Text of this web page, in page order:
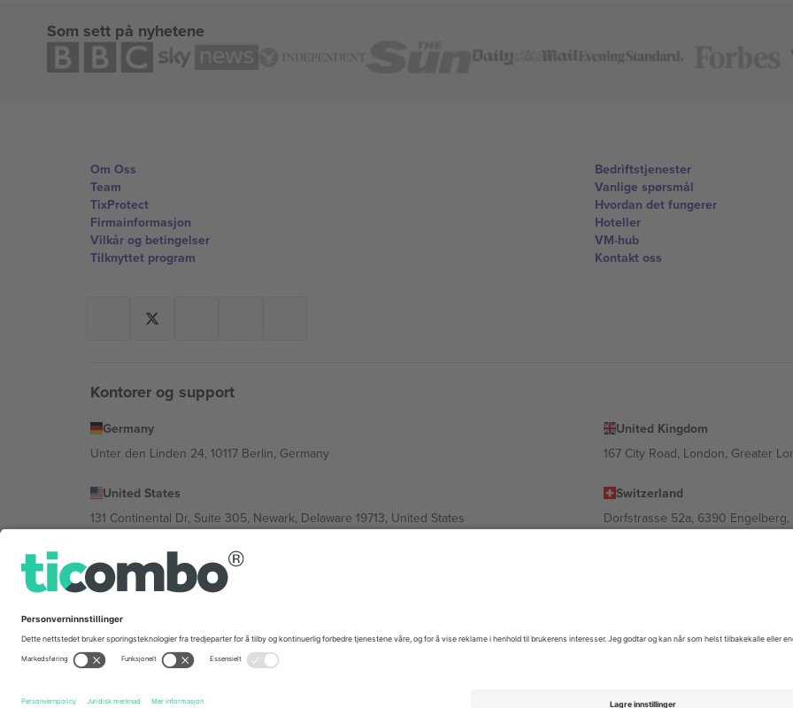
Som sett på nyhetene
Om Oss
Team
TixProtect
Firmainformasjon
Vilkår og betingelser
Tilknyttet program
Bedriftstjenester
Vanlige spørsmål
Hvordan det fungerer
Hoteller
VM-hub
Kontakt oss
Kontorer og support
Germany
Unter den Linden 24, 10117 Berlin, Germany
United Kingdom
167 City Road, London, Greater
United States
131 Continental Dr, Suite 305, Newark, Delaware 19713, United States
Switzerland
Dorfstrasse 52a, 6390 Engelberg,
Bulgaria
Regus Sofia City West, bul Totleben 53-55, 1606 Sofia, Bulgaria
Mexico
Av Chapultepec 360, Roma Norte, Cuauhtémoc, 06700 Ciudad de México, CDMX, Mexico
Vilkår.© 2026 Ticombo. Alle rettigheter reservert.